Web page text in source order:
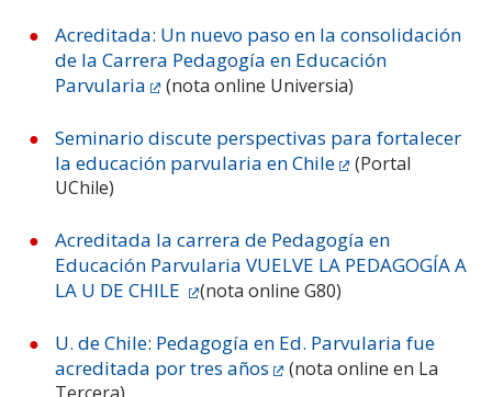
Acreditada: Un nuevo paso en la consolidación
de la Carrera Pedagogía en Educación
Parvularia
(nota online Universia)
Seminario discute perspectivas para fortalecer
la educación parvularia en Chile
(Portal
UChile)
Acreditada la carrera de Pedagogía en
Educación Parvularia VUELVE LA PEDAGOGÍA A
LA U DE CHILE
(nota online G80)
U. de Chile: Pedagogía en Ed. Parvularia fue
acreditada por tres años
(nota online en La